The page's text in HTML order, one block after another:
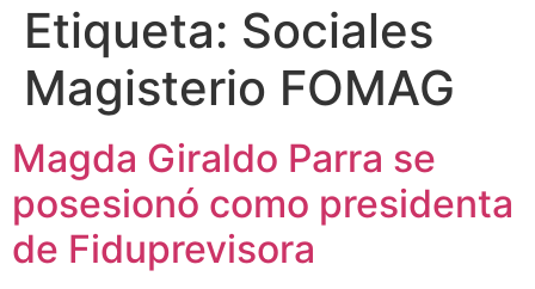
Etiqueta: Sociales
Magisterio FOMAG
Magda Giraldo Parra se
posesionó como presidenta
de Fiduprevisora